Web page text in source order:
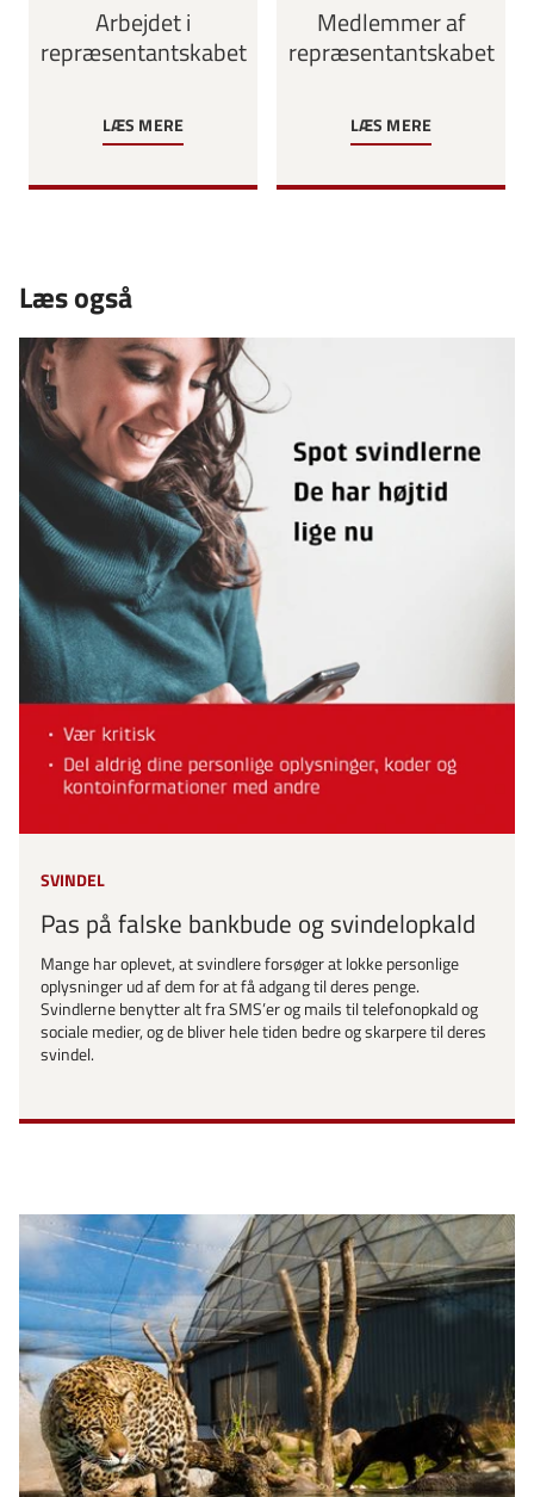
Arbejdet i
repræsentantskabet
LÆS MERE
Medlemmer af
repræsentantskabet
LÆS MERE
Læs også
SVINDEL
Pas på falske bankbude og svindelopkald
Mange har oplevet, at svindlere forsøger at lokke personlige
oplysninger ud af dem for at få adgang til deres penge.
Svindlerne benytter alt fra SMS’er og mails til telefonopkald og
sociale medier, og de bliver hele tiden bedre og skarpere til deres
svindel.